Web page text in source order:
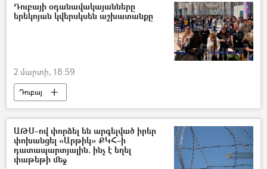
Դուբայի օդանավակայանները
երեկոյան կվերսկսեն աշխատանքը
2 մարտի, 18:59
Դուբայ
Արաբական միացյալ էմիրություններ (ԱՄԷ)
չվերթ
ԱԹՍ–ով փորձել են արգելված իրեր
փոխանցել «Արթիկ» ՔԿՀ–ի
դատապարտյալին. ինչ է եղել
փաթեթի մեջ